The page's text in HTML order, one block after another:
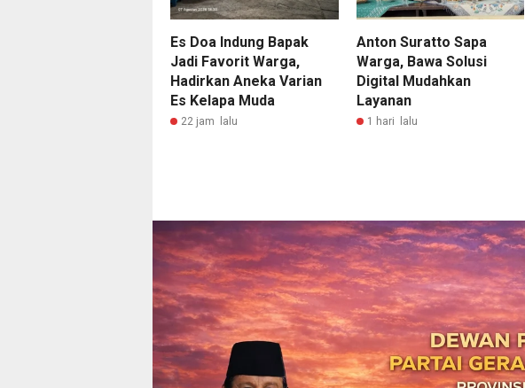
Es Doa Indung Bapak
Jadi Favorit Warga,
Hadirkan Aneka Varian
Es Kelapa Muda
22 jam lalu
Anton Suratto Sapa
Warga, Bawa Solusi
Digital Mudahkan
Layanan
1 hari lalu